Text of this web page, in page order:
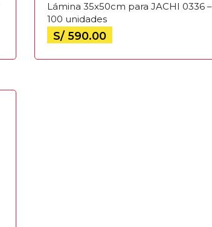
Lámina 35x50cm para JACHI 0336 –
100 unidades
S/590.00